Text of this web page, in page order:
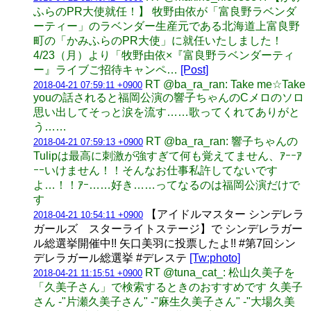
ふらのPR大使就任！】 牧野由依が「富良野ラベンダ
ーティー」のラベンダー生産元である北海道上富良野
町の「かみふらのPR大使」に就任いたしました！
4/23（月）より「牧野由依×『富良野ラベンダーティ
ー』ライブご招待キャンペ… [Post]
2018-04-21 07:59:11 +0900 RT @ba_ra_ran: Take me☆Take
youの話されると福岡公演の響子ちゃんのCメロのソロ
思い出してそっと涙を流す……歌ってくれてありがと
う……
2018-04-21 07:59:13 +0900 RT @ba_ra_ran: 響子ちゃんの
Tulipは最高に刺激が強すぎて何も覚えてません、ｱｰｰｱ
ｰｰいけません！！そんなお仕事私許してないです
よ…！！ｱｰ……好き……ってなるのは福岡公演だけで
す
2018-04-21 10:54:11 +0900 【アイドルマスター シンデレラ
ガールズ スターライトステージ】で シンデレラガー
ル総選挙開催中!! 矢口美羽に投票したよ!! #第7回シン
デレラガール総選挙 #デレステ [Tw:photo]
2018-04-21 11:15:51 +0900 RT @tuna_cat_: 松山久美子を
「久美子さん」で検索するときのおすすめです 久美子
さん -"片瀬久美子さん" -"麻生久美子さん" -"大場久美